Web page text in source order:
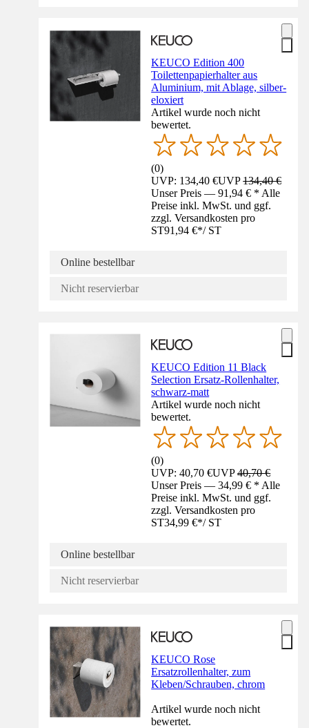
KEUCO Edition 400
Toilettenpapierhalter aus
Aluminium, mit Ablage, silber-
eloxiert
Artikel wurde noch nicht
bewertet.
(0)
UVP: 134,40 €UVP134,40 €
Unser Preis — 91,94 € * Alle
Preise inkl. MwSt. und ggf.
zzgl. Versandkosten pro
ST91,94 €*/ ST
Online bestellbar
Nicht reservierbar
KEUCO Edition 11 Black
Selection Ersatz-Rollenhalter,
schwarz-matt
Artikel wurde noch nicht
bewertet.
(0)
UVP: 40,70 €UVP40,70 €
Unser Preis — 34,99 € * Alle
Preise inkl. MwSt. und ggf.
zzgl. Versandkosten pro
ST34,99 €*/ ST
Online bestellbar
Nicht reservierbar
KEUCO Rose
Ersatzrollenhalter, zum
Kleben/Schrauben, chrom
Artikel wurde noch nicht
bewertet.